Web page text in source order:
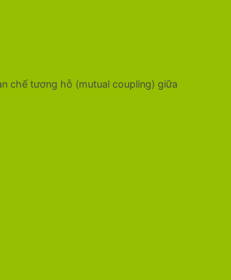
chế tương hỗ (mutual coupling) giữa